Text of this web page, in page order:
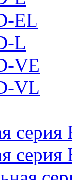
EL
L
VE
VL
серия